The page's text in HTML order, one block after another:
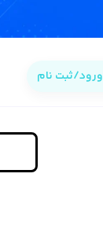
ورود/ثبت نام